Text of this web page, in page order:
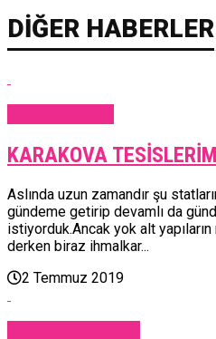
DIĞER HABERLER
KARAKOVA
Aslında uzun zamandır şu
gündeme getirip devamlı da
istiyorduk.Ancak yok alt yapıların
derken biraz ihmalkar...
2 Temmuz 2019